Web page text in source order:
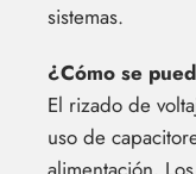
sistemas.
¿Cómo se
El rizado de
uso de